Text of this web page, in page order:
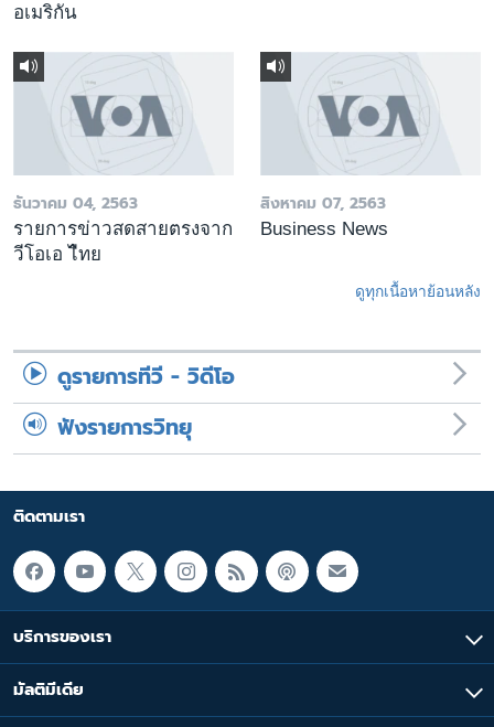
อเมริกัน
ธันวาคม 04, 2563
รายการข่าวสดสายตรงจาก
วีโอเอ ไืทย
สิงหาคม 07, 2563
Business News
ดูทุกเนื้อหาย้อนหลัง
ดูรายการทีวี - วิดีโอ
ฟังรายการวิทยุ
ติดตามเรา
บริการของเรา
มัลติมีเดีย